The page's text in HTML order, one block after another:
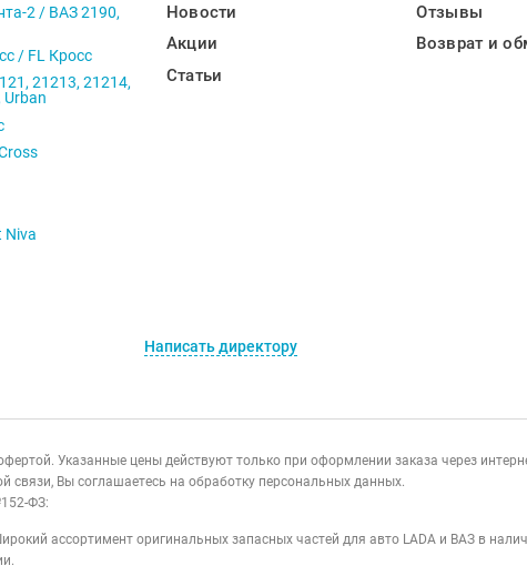
2 / ВАЗ 2190,
/ FL Кросс
21213, 21214,
Urban
Niva
Новости
Акции
Статьи
Отзывы
Возврат и
Написать директору
Указанные цены действуют только при оформлении заказа через
связи, Вы соглашаетесь на обработку персональных данных.
ФЗ:
ассортимент оригинальных запасных частей для авто LADA и ВАЗ в